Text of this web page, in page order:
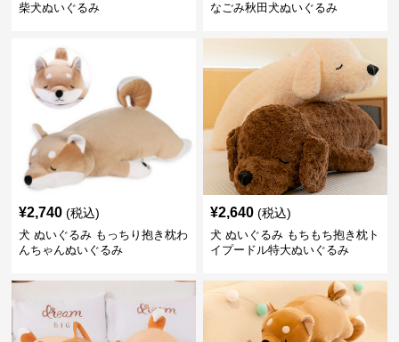
柴犬ぬいぐるみ
なごみ秋田犬ぬいぐるみ
¥2,740 (税込)
犬 ぬいぐるみ もっちり抱き枕わ
んちゃんぬいぐるみ
¥2,640 (税込)
犬 ぬいぐるみ もちもち抱き枕ト
イプードル特大ぬいぐるみ